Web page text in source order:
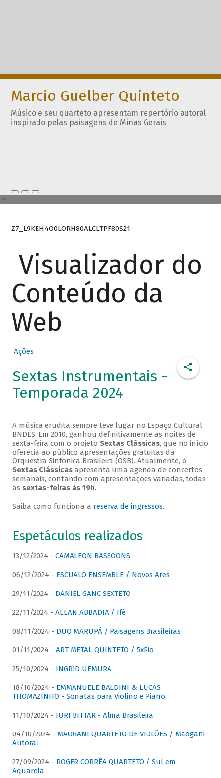
Marcio Guelber Quinteto
Músico e seu quarteto apresentam repertório autoral
inspirado pelas paisagens de Minas Gerais
Z7_L9KEH4O0LORH80ALCLTPF80S21
Visualizador do
Conteúdo da
Web
Ações
Sextas Instrumentais -
Temporada 2024
A música erudita sempre teve lugar no Espaço Cultural
BNDES. Em 2010, ganhou definitivamente as noites de
sexta-feira com o projeto Sextas Clássicas, que no início
oferecia ao público apresentações gratuitas da
Orquestra Sinfônica Brasileira (OSB). Atualmente, o
Sextas Clássicasapresenta uma agenda de concertos
semanais, contando com apresentações variadas, todas
as sextas-feiras às 19h.
Saiba como funciona a reserva de ingressos.
Espetáculos realizados
13/12/2024 - CAMALEON BASSOONS
06/12/2024 - ESCUALO ENSEMBLE / Novos Ares
29/11/2024 - DANIEL GANC SEXTETO
22/11/2024 - ALLAN ABBADIA / Ifè
08/11/2024 - DUO MARUPÁ / Paisagens Brasileiras
01/11/2024 - ART METAL QUINTETO / 5xRio
25/10/2024 - INGRID UEMURA
18/10/2024 - EMMANUELE BALDINI & LUCAS
THOMAZINHO - Sonatas para Violino e Piano
11/10/2024 - IURI BITTAR - Alma Brasileira
04/10/2024 - MAOGANI QUARTETO DE VIOLÕES / Maogani
Autoral
27/09/2024 - ROGER CORRÊA QUARTETO / Sul em
Aquarela